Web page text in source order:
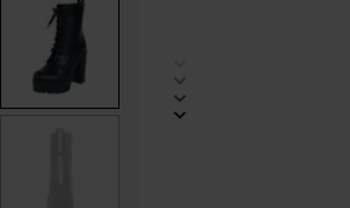
p/ivy-
447381.html